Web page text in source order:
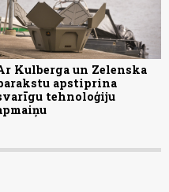
Kulberga un Zelenska
apstiprina
tehnoloģiju